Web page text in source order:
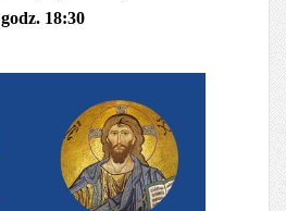
godz. 18:30